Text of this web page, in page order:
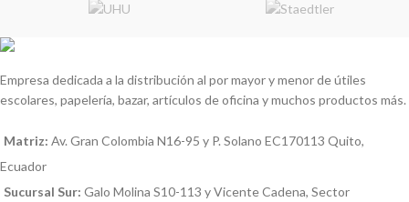
Empresa dedicada a la distribución al por mayor y menor de útiles
escolares, papelería, bazar, artículos de oficina y muchos productos más.
Matriz: Av. Gran Colombia N16-95 y P. Solano EC170113 Quito,
Ecuador
Sucursal Sur: Galo Molina S10-113 y Vicente Cadena, Sector